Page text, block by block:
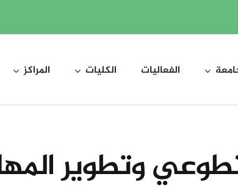
الفعاليات الكليات المراكز
وتطوير